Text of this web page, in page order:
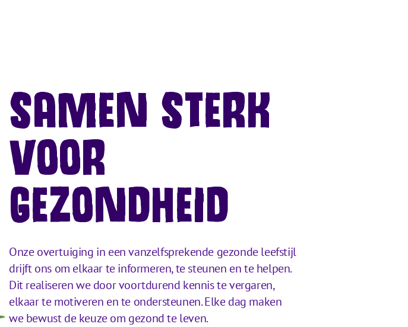
SAMEN STERK
VOOR
GEZONDHEID
Onze overtuiging in een vanzelfsprekende gezonde leefstijl
drijft ons om elkaar te informeren, te steunen en te helpen.
Dit realiseren we door voortdurend kennis te vergaren,
elkaar te motiveren en te ondersteunen. Elke dag maken
we bewust de keuze om gezond te leven.